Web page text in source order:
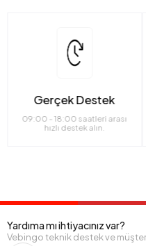
Gerçek Destek
09:00 - 18:00 saatleri arası
hızlı destek alın.
Yardıma mı ihtiyacınız var?
Vebingo teknik destek ve